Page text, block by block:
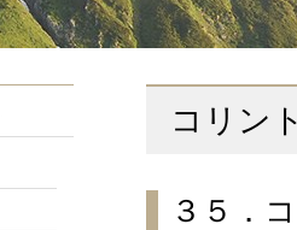
コリン
３５．